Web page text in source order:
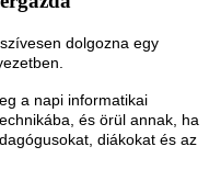
dolgozna egy
a napi informatikai
és örül annak, ha
diákokat és az